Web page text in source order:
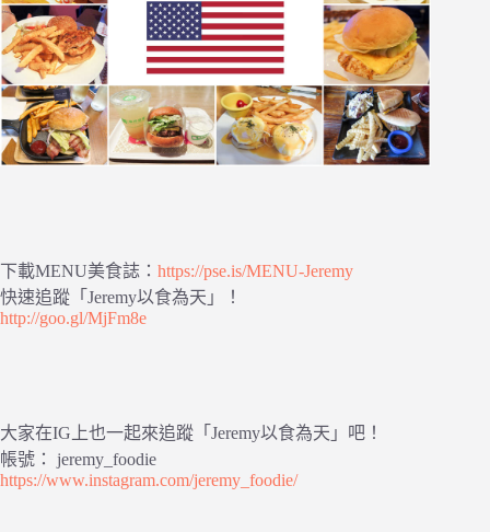
下載MENU美食誌： https://pse.is/MENU-Jeremy
快速追蹤「Jeremy以食為天」！
http://goo.gl/MjFm8e
大家在IG上也一起來追蹤「Jeremy以食為天」吧！
帳號： jeremy_foodie
https://www.instagram.com/jeremy_foodie/